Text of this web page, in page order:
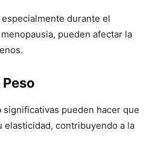
especialmente durante el
pueden afectar la
significativas pueden hacer que
elasticidad, contribuyendo a la